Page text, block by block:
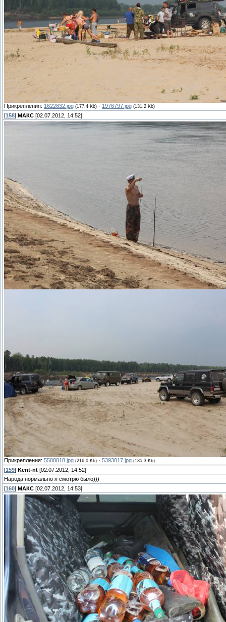
Прикрепления: 1622832.jpg (177.4 Kb) · 1976797.jpg (131.2 Kb)
[158] МАКС [02.07.2012, 14:52]
Прикрепления: 5588818.jpg (216.0 Kb) · 5393017.jpg (135.3 Kb)
[159] Kent-nt [02.07.2012, 14:52]
Народа нормально я смотрю было)))
[160] МАКС [02.07.2012, 14:53]